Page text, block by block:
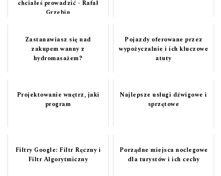
chciałeś prowadzić - Rafał
Grzebin
Zastanawiasz się nad
zakupem wanny z
hydromasażem?
Pojazdy oferowane przez
wypożyczalnie i ich kluczowe
atuty
Projektowanie wnętrz, jaki
program
Najlepsze usługi dźwigowe i
sprzętowe
Filtry Google: Filtr Ręczny i
Filtr Algorytmiczny
Porządne miejsca noclegowe
dla turystów i ich cechy